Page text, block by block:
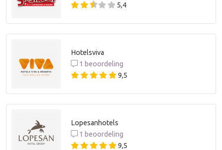
5,4
Hotelsviva
1 beoordeling
9,5
Lopesanhotels
1 beoordeling
9,5